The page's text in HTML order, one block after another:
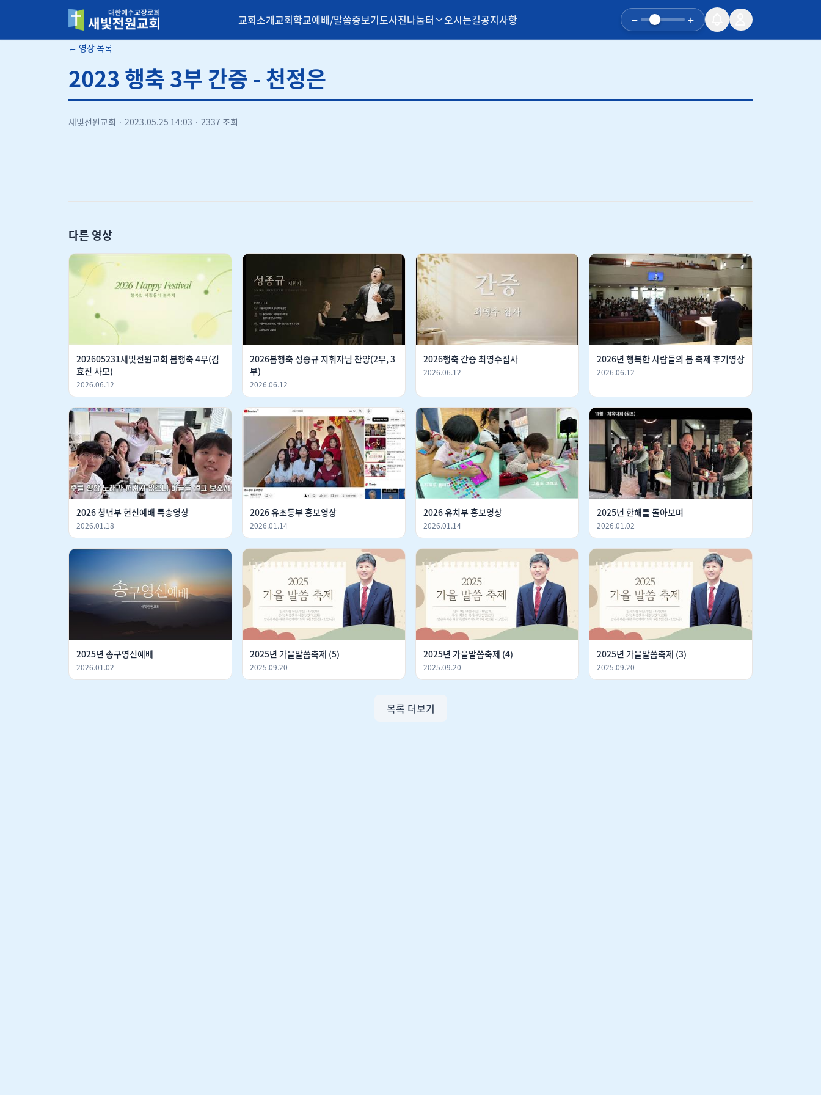
새빛전원교회 교회소개교회학교예배/말씀중보기도사진나눔터 오시는길공지사항 − +
← 영상 목록
2023 행축 3부 간증 - 천정은
새빛전원교회 · 2023.05.25 14:03 · 2337 조회
다른 영상
202605231새빛전원교회 봄행축 4부(김
효진 사모)
2026.06.12
2026봄행축 성종규 지휘자님 찬양(2부, 3
부)
2026.06.12
2026행축 간증 최영수집사
2026.06.12
2026년 행복한 사람들의 봄 축제 후기영상
2026.06.12
2026 청년부 헌신예배 특송영상
2026.01.18
2026 유초등부 홍보영상
2026.01.14
2026 유치부 홍보영상
2026.01.14
2025년 한해를 돌아보며
2026.01.02
2025년 송구영신예배
2026.01.02
2025년 가을말씀축제 (5)
2025.09.20
2025년 가을말씀축제 (4)
2025.09.20
2025년 가을말씀축제 (3)
2025.09.20
목록 더보기